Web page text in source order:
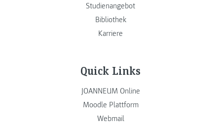
Studienangebot
Bibliothek
Karriere
Quick Links
JOANNEUM Online
Moodle Plattform
Webmail